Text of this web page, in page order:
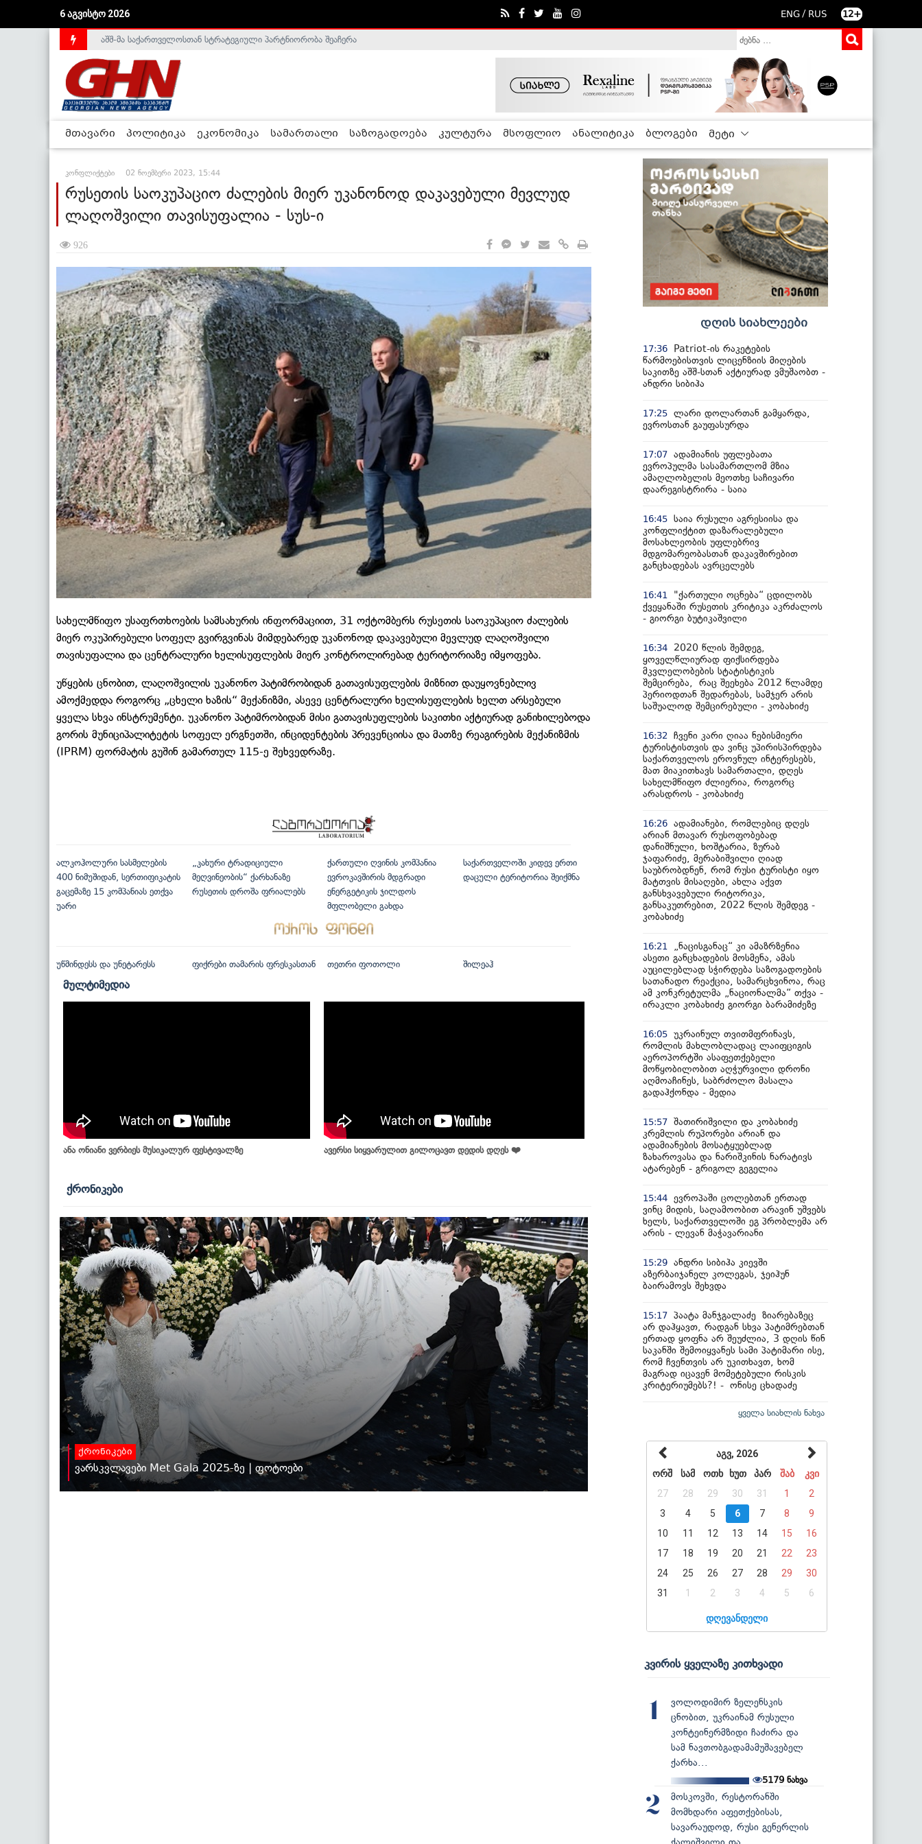
6 აგვისტო 2026 ENG / RUS 12+
საქართველოს დე-ფაქტო მთავრობა არალეგიტიმურია - ჰელსინკის კომისია
აშშ-მა საქართველოსთან სტრატეგიული პარტნიორობა შეაჩერა
მთავარი პოლიტიკა ეკონომიკა სამართალი საზოგადოება კულტურა მსოფლიო ანალიტიკა ბლოგები მეტი
კონფლიქტები 02 ნოემბერი 2023, 15:44
რუსეთის საოკუპაციო ძალების მიერ უკანონოდ დაკავებული მევლუდ
ლაღოშვილი თავისუფალია - სუს-ი
926
სახელმწიფო უსაფრთხოების სამსახურის ინფორმაციით, 31 ოქტომბერს რუსეთის საოკუპაციო ძალების
მიერ ოკუპირებული სოფელ გვირგვინას მიმდებარედ უკანონოდ დაკავებული მევლუდ ლაღოშვილი
თავისუფალია და ცენტრალური ხელისუფლების მიერ კონტროლირებად ტერიტორიაზე იმყოფება.
უწყების ცნობით, ლაღოშვილის უკანონო პატიმრობიდან გათავისუფლების მიზნით დაუყოვნებლივ
ამოქმედდა როგორც „ცხელი ხაზის“ მექანიზმი, ასევე ცენტრალური ხელისუფლების ხელთ არსებული
ყველა სხვა ინსტრუმენტი. უკანონო პატიმრობიდან მისი გათავისუფლების საკითხი აქტიურად განიხილებოდა
გორის მუნიციპალიტეტის სოფელ ერგნეთში, ინციდენტების პრევენციისა და მათზე რეაგირების მექანიზმის
(IPRM) ფორმატის გუშინ გამართულ 115-ე შეხვედრაზე.
ალკოჰოლური სასმელების
400 ნიმუშიდან, სერთიფიკატის
გაცემაზე 15 კომპანიას ეთქვა
უარი
„კახური ტრადიციული
მეღვინეობის“ ქარხანაზე
რუსეთის დროშა ფრიალებს
ქართული ღვინის კომპანია
ევროკავშირის მდგრადი
ენერგეტიკის ჯილდოს
მფლობელი გახდა
საქართველოში კიდევ ერთი
დაცული ტერიტორია შეიქმნა
უწმინდესს და უნეტარესს ფიქრები თამარის ფრესკასთან თეთრი ფოთოლი შილეაჰ
მულტიმედია
ანა ონიანი ვერბიეს მუსიკალურ ფესტივალზე ავერსი სიყვარულით გილოცავთ დედის დღეს ❤️
ქრონიკები
ქრონიკები
ვარსკვლავები Met Gala 2025-ზე | ფოტოები
დღის სიახლეები
17:36
Patriot-ის რაკეტების
წარმოებისთვის ლიცენზიის მიღების
საკითზე აშშ-სთან აქტიურად ვმუშაობთ -
ანდრი სიბიჰა
17:25 ლარი დოლართან გამყარდა,
ევროსთან გაუფასურდა
17:07 ადამიანის უფლებათა
ევროპულმა სასამართლომ მზია
ამაღლობელის მეოთხე საჩივარი
დაარეგისტრირა - საია
16:45 საია რუსული აგრესიისა და
კონფლიქტით დაზარალებული
მოსახლეობის უფლებრივ
მდგომარეობასთან დაკავშირებით
განცხადებას ავრცელებს
16:41
"ქართული ოცნება“ ცდილობს
ქვეყანაში რუსეთის კრიტიკა აკრძალოს
- გიორგი ბუტიკაშვილი
16:34
2020 წლის შემდეგ,
ყოველწლიურად ფიქსირდება
მკვლელობების სტატისტიკის
შემცირება, რაც შეეხება 2012 წლამდე
პერიოდთან შედარებას, სამჯერ არის
საშუალოდ შემცირებული - კობახიძე
16:32
ჩვენი კარი ღიაა ნებისმიერი
ტურისტისთვის და ვინც უპირისპირდება
საქართველოს ეროვნულ ინტერესებს,
მათ მიაკითხავს სამართალი, დღეს
სახელმწიფო ძლიერია, როგორც
არასდროს - კობახიძე
16:26 ადამიანები, რომლებიც დღეს
არიან მთავარ რუსოფობებად
დანიშნული, ხოშტარია, ზურაბ
ჯაფარიძე, მერაბიშვილი ღიად
საუბრობდნენ, რომ რუსი ტურისტი იყო
მატთვის მისაღები, ახლა აქვთ
განსხვავებული რიტორიკა,
განსაკუთრებით, 2022 წლის შემდეგ -
კობახიძე
16:21
„ნაცისგანაც“ კი ამაზრზენია
ასეთი განცხადების მოსმენა, ამას
აუცილებლად სჭირდება საზოგადოების
სათანადო რეაქცია, სამარცხვინოა, რაც
ამ კონკრეტულმა „ნაციონალმა“ თქვა -
ირაკლი კობახიძე გიორგი ბარამიძეზე
16:05 უკრაინულ თვითმფრინავს,
რომლის მახლობლადაც ლაიფციგის
აეროპორტში ასაფეთქებელი
მოწყობილობით აღჭურვილი დრონი
აღმოაჩინეს, საბრძოლო მასალა
გადაჰქონდა - მედია
15:57 შათირიშვილი და კობახიძე
კრემლის რუპორები არიან და
ადამიანების მოსატყუებლად
ზახაროვასა და ნარიშკინის ნარატივს
ატარებენ - გრიგოლ გეგელია
15:44 ევროპაში ცოლებთან ერთად
ვინც მიდის, საღამოობით არავინ უშვებს
ხელს, საქართველოში ეგ პრობლემა არ
არის - ლევან მაჭავარიანი
15:29 ანდრი სიბიჰა კიევში
აზერბაიჯანელ კოლეგას, ჯეიჰუნ
ბაირამოვს შეხვდა
15:17 პაატა მანჯგალაძე ზიარებაზეც
არ დაჰყავთ, რადგან სხვა პატიმრებთან
ერთად ყოფნა არ შეუძლია, 3 დღის წინ
საკანში შემოიყვანეს სამი პატიმარი ისე,
რომ ჩვენთვის არ უკითხავთ, ხომ
მაგრად იცავენ მომეტებული რისკის
კრიტერიუმებს?! - ონისე ცხადაძე
ყველა სიახლის ნახვა
აგვ, 2026
ორშ
სამ ოთხ ხუთ პარ შაბ
კვი
27
28 29 30 31 1
2
3
4 5 6 7 8
9
10
11 12 13 14 15
16
17
18 19 20 21 22
23
24
25 26 27 28 29
30
31
1 2 3 4 5 6
დღევანდელი
კვირის ყველაზე კითხვადი
1
ვოლოდიმირ ზელენსკის
ცნობით, უკრაინამ რუსული
კონტეინერმზიდი ჩაძირა და
სამ ნავთობგადამამუშავებელ
ქარხა...
5179 ნახვა
2
მოსკოვში, რესტორანში
მომხდარი აფეთქებისას,
სავარაუდოდ, რუსი გენერლის